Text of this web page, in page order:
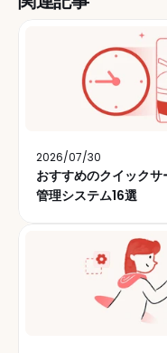
2026/07/30
おすすめのクイック
管理システム16選